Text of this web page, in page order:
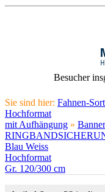
Besucher
Sie sind hier: Fahnen-
Hochformat
mit Aufhängung »
Blau Weiss
Hochformat
Gr. 120/300 cm